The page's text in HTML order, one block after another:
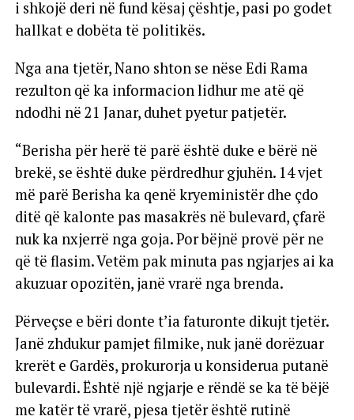
i shkojë deri në fund kësaj çështje, pasi po godet
hallkat e dobëta të politikës.
Nga ana tjetër, Nano shton se nëse Edi Rama
rezulton që ka informacion lidhur me atë që
ndodhi në 21 Janar, duhet pyetur patjetër.
“Berisha për herë të parë është duke e bërë në
brekë, se është duke përdredhur gjuhën. 14 vjet
më parë Berisha ka qenë kryeministër dhe çdo
ditë që kalonte pas masakrës në bulevard, çfarë
nuk ka nxjerrë nga goja. Por bëjnë provë për ne
që të flasim. Vetëm pak minuta pas ngjarjes ai ka
akuzuar opozitën, janë vrarë nga brenda.
Përveçse e bëri donte t’ia faturonte dikujt tjetër.
Janë zhdukur pamjet filmike, nuk janë dorëzuar
krerët e Gardës, prokurorja u konsiderua putanë
bulevardi. Është një ngjarje e rëndë se ka të bëjë
me katër të vrarë, pjesa tjetër është rutinë